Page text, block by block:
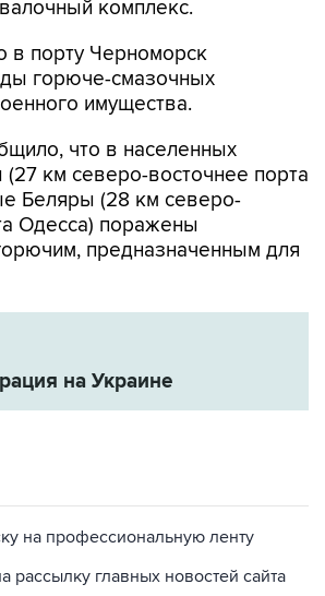
комплекс.
в порту Черноморск
горюче-смазочных
имущества.
что в населенных
(27 км северо-восточнее порта
Беляры (28 км северо-
Одесса) поражены
предназначенным для
на Украине
на профессиональную ленту
рассылку главных новостей сайта